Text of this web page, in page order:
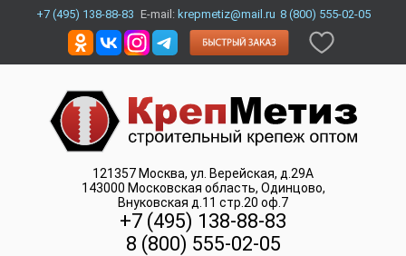
+7 (495) 138-88-83 E-mail: krepmetiz@mail.ru 8 (800) 555-02-05
121357 Москва, ул. Верейская, д.29А
143000 Московская область, Одинцово,
Внуковская д.11 стр.20 оф.7
+7 (495) 138-88-83
8 (800) 555-02-05